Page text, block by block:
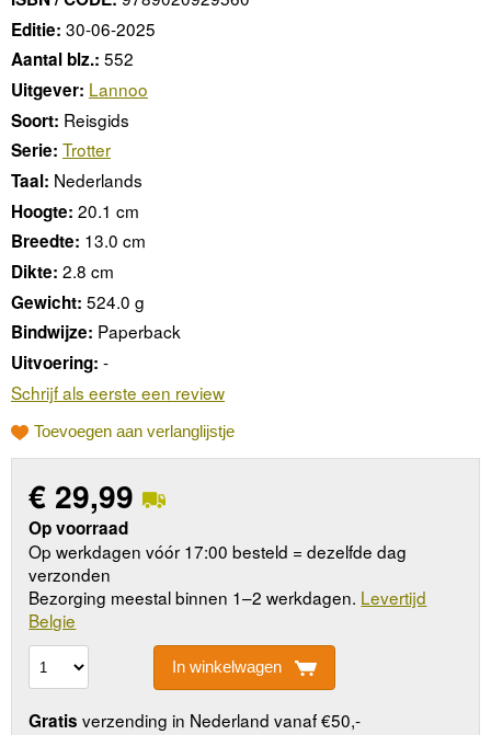
Editie: 30-06-2025
Aantal blz.: 552
Uitgever: Lannoo
Soort: Reisgids
Serie: Trotter
Taal: Nederlands
Hoogte: 20.1 cm
Breedte: 13.0 cm
Dikte: 2.8 cm
Gewicht: 524.0 g
Bindwijze: Paperback
Uitvoering: -
Schrijf als eerste een review
Toevoegen aan verlanglijstje
€ 29,99
Op voorraad
Op werkdagen vóór 17:00 besteld = dezelfde dag
verzonden
Bezorging meestal binnen 1–2 werkdagen. Levertijd
Belgie
In winkelwagen
Gratis verzending in Nederland vanaf €50,-